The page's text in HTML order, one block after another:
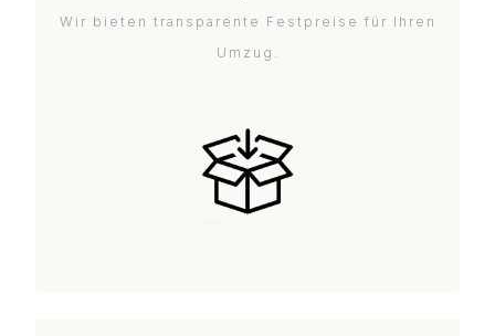
Wir bieten transparente Festpreise für Ihren
Umzug.